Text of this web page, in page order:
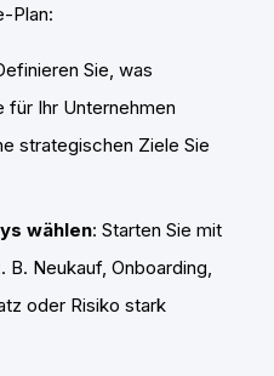
Plan:
Sie, was
für Ihr Unternehmen
strategischen Ziele Sie
wählen: Starten Sie mit
Neukauf, Onboarding,
oder Risiko stark